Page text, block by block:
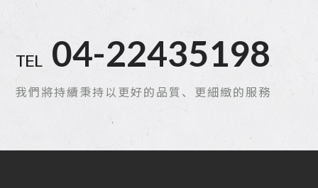
TEL 04-22435198
我們將持續秉持以更好的品質、更細緻的服務